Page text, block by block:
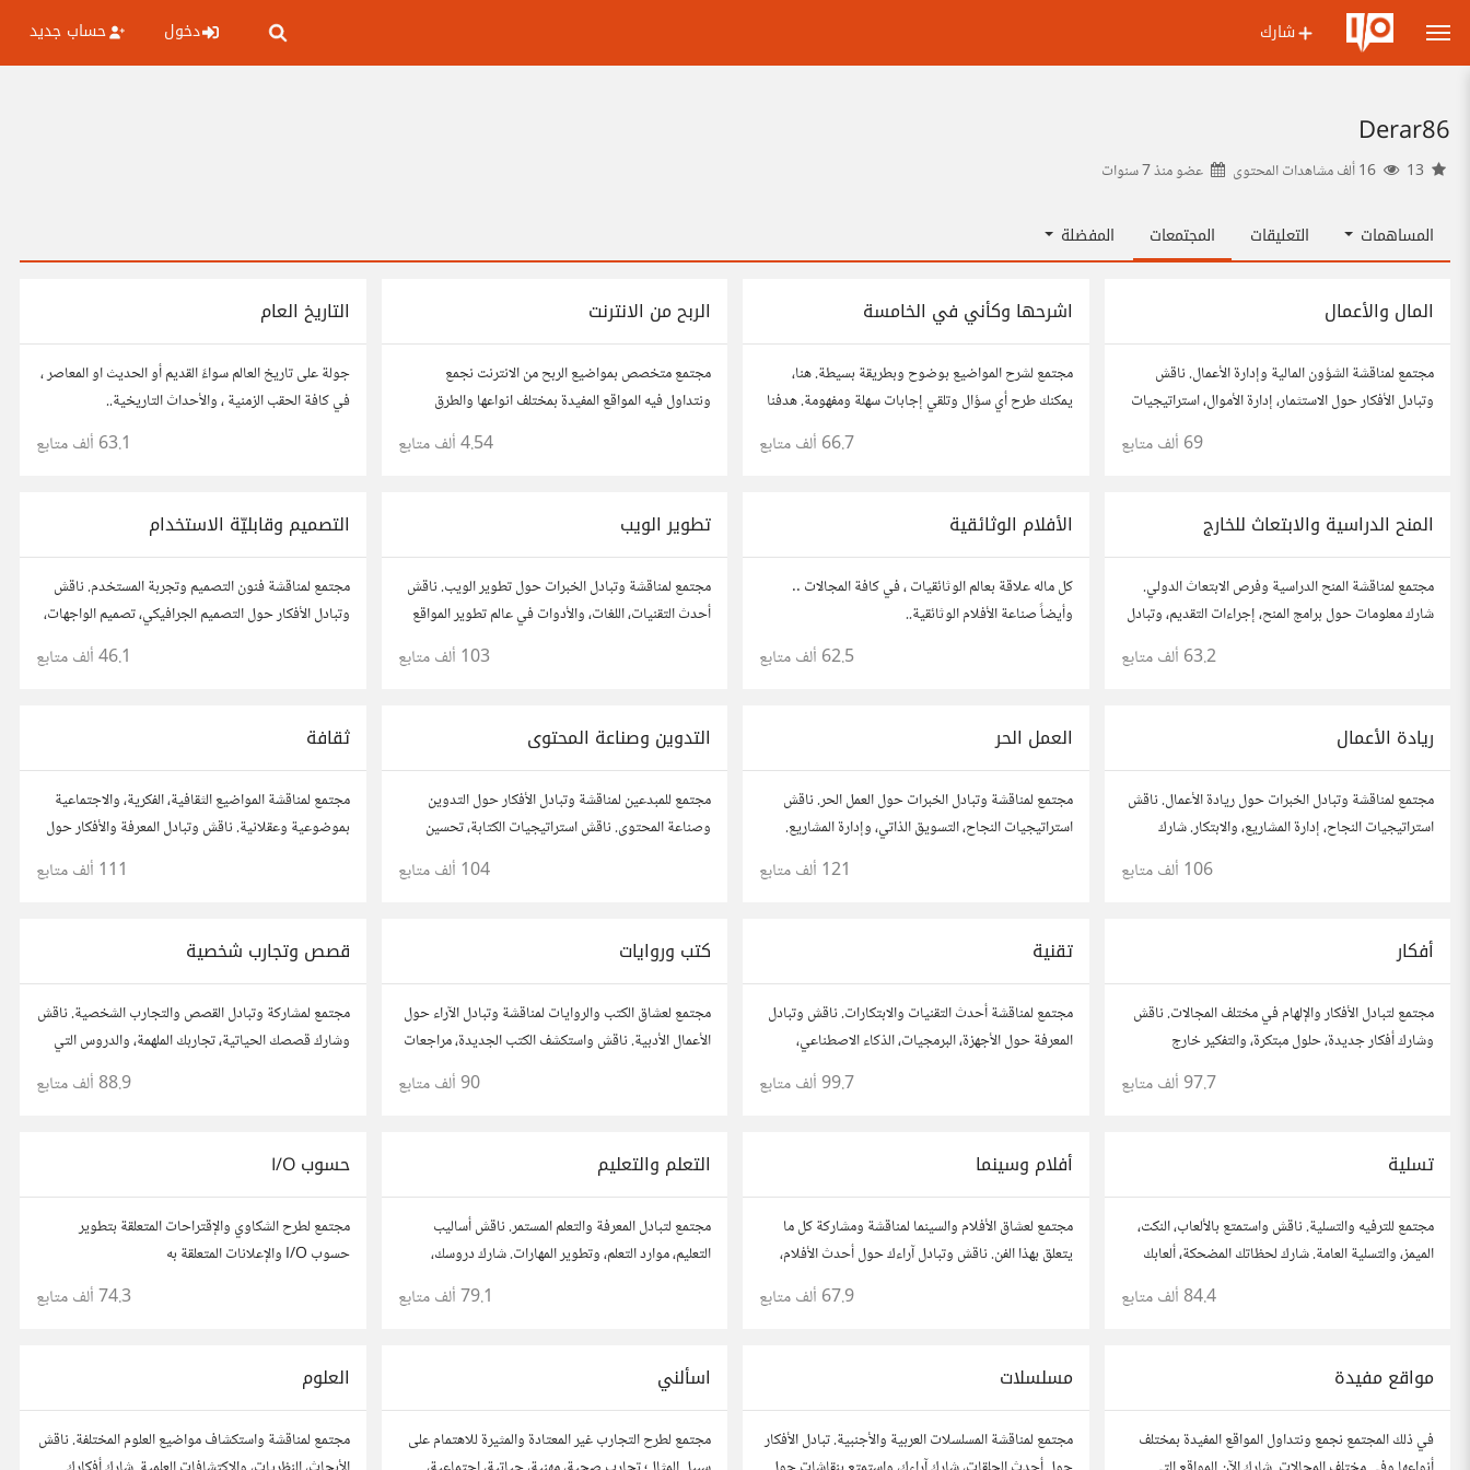
شارك دخول حساب جديد
Derar86
عضو منذ7 سنوات
المساهمات التعليقات المجتمعات المفضلة
المال والأعمال
مجتمع لمناقشة الشؤون المالية وإدارة الأعمال. ناقش
وتبادل الأفكار حول الاستثمار، إدارة الأموال، استراتيجيات
النمو، وتحليل الأسواق. شارك نصائحك، تجاربك، وأسئلتك،
69 ألف متابع
اشرحها وكأني في الخامسة
مجتمع لشرح المواضيع بوضوح وبطريقة بسيطة. هنا،
يمكنك طرح أي سؤال وتلقي إجابات سهلة ومفهومة. هدفنا
هو تبسيط المعلومات لتكون سهلة على الجميع، تمامًا كما لو
66.7 ألف متابع
الربح من الانترنت
مجتمع متخصص بمواضيع الربح من الانترنت نجمع
ونتداول فيه المواقع المفيدة بمختلف انواعها والطرق
المفيدة والفعالة . شاركونا بخبراتكم و تجاربكم و
4.54 ألف متابع
التاريخ العام
جولة على تاريخ العالم سواءً القديم أو الحديث او المعاصر ،
في كافة الحقب الزمنية ، والأحداث التاريخية..
63.1 ألف متابع
المنح الدراسية والابتعاث للخارج
مجتمع لمناقشة المنح الدراسية وفرص الابتعاث الدولي.
شارك معلومات حول برامج المنح، إجراءات التقديم، وتبادل
نصائح حول الدراسة في الخارج. استفد من تجارب الآخرين
63.2 ألف متابع
الأفلام الوثائقية
كل ماله علاقة بعالم الوثائقيات ، في كافة المجالات ..
وأيضاً صناعة الأفلام الوثائقية..
62.5 ألف متابع
تطوير الويب
مجتمع لمناقشة وتبادل الخبرات حول تطوير الويب. ناقش
أحدث التقنيات، اللغات، والأدوات في عالم تطوير المواقع
والتطبيقات. شارك مشاريعك، اسأل عن نصائح، وتعاون مع
103 ألف متابع
التصميم وقابليّة الاستخدام
مجتمع لمناقشة فنون التصميم وتجربة المستخدم. ناقش
وتبادل الأفكار حول التصميم الجرافيكي، تصميم الواجهات،
وقابلية الاستخدام. شارك أفكارك وأسئلتك، وتواصل مع
مصممين ومتخصصين في تحسين تجربة المستخدم.
46.1 ألف متابع
ريادة الأعمال
مجتمع لمناقشة وتبادل الخبرات حول ريادة الأعمال. ناقش
استراتيجيات النجاح، إدارة المشاريع، والابتكار. شارك
أفكارك، قصص نجاحك، وأسئلتك، وتواصل مع رواد أعمال
106 ألف متابع
العمل الحر
مجتمع لمناقشة وتبادل الخبرات حول العمل الحر. ناقش
استراتيجيات النجاح، التسويق الذاتي، وإدارة المشاريع.
شارك قصصك، نصائحك، وأسئلتك، وتواصل مع محترفين
121 ألف متابع
التدوين وصناعة المحتوى
مجتمع للمبدعين لمناقشة وتبادل الأفكار حول التدوين
وصناعة المحتوى. ناقش استراتيجيات الكتابة، تحسين
محركات البحث، وإنتاج المحتوى المرئي والمسموع. شارك
أفكارك وأسئلتك، وتواصل مع كتّاب ومبدعين آخرين.
104 ألف متابع
ثقافة
مجتمع لمناقشة المواضيع الثقافية، الفكرية، والاجتماعية
بموضوعية وعقلانية. ناقش وتبادل المعرفة والأفكار حول
111 ألف متابع
أفكار
مجتمع لتبادل الأفكار والإلهام في مختلف المجالات. ناقش
وشارك أفكار جديدة، حلول مبتكرة، والتفكير خارج
الصندوق. شارك بمقترحاتك وأسئلتك، وتواصل مع مفكرين
97.7 ألف متابع
تقنية
مجتمع لمناقشة أحدث التقنيات والابتكارات. ناقش وتبادل
المعرفة حول الأجهزة، البرمجيات، الذكاء الاصطناعي،
والأمن السيبراني. شارك أفكارك، نصائحك، وأسئلتك،
99.7 ألف متابع
كتب وروايات
مجتمع لعشاق الكتب والروايات لمناقشة وتبادل الآراء حول
الأعمال الأدبية. ناقش واستكشف الكتب الجديدة، مراجعات
الروايات، ومشاركة توصيات القراءة. شارك أفكارك،
90 ألف متابع
قصص وتجارب شخصية
مجتمع لمشاركة وتبادل القصص والتجارب الشخصية. ناقش
وشارك قصصك الحياتية، تجاربك الملهمة، والدروس التي
تعلمتها. شارك تجاربك مع الآخرين، واستفد من قصصهم
88.9 ألف متابع
تسلية
مجتمع للترفيه والتسلية. ناقش واستمتع بالألعاب، النكت،
الميمز، والتسلية العامة. شارك لحظاتك المضحكة، ألعابك
المفضلة، وتفاعل مع أعضاء آخرين يبحثون عن المتعة
84.4 ألف متابع
أفلام وسينما
مجتمع لعشاق الأفلام والسينما لمناقشة ومشاركة كل ما
يتعلق بهذا الفن. ناقش وتبادل آراءك حول أحدث الأفلام،
المراجعات، والتوصيات. شارك تحليلاتك، قصصك، واستمتع
بنقاشات حول الأفلام والمخرجين والسيناريوهات.
67.9 ألف متابع
التعلم والتعليم
مجتمع لتبادل المعرفة والتعلم المستمر. ناقش أساليب
التعليم، موارد التعلم، وتطوير المهارات. شارك دروسك،
نصائحك، وأسئلتك، وتواصل مع معلمين وطلاب يسعون
79.1 ألف متابع
حسوب I/O
مجتمع لطرح الشكاوي والإقتراحات المتعلقة بتطوير
حسوب I/O والإعلانات المتعلقة به
74.3 ألف متابع
مواقع مفيدة
في ذلك المجتمع نجمع ونتداول المواقع المفيدة بمختلف
مسلسلات
مجتمع لمناقشة المسلسلات العربية والأجنبية. تبادل الأفكار
اسألني
مجتمع لطرح التجارب غير المعتادة والمثيرة للاهتمام على
العلوم
مجتمع لمناقشة واستكشاف مواضيع العلوم المختلفة. ناقش